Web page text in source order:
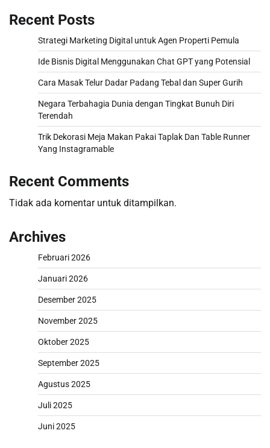
Recent Posts
Strategi Marketing Digital untuk Agen Properti Pemula
Ide Bisnis Digital Menggunakan Chat GPT yang Potensial
Cara Masak Telur Dadar Padang Tebal dan Super Gurih
Negara Terbahagia Dunia dengan Tingkat Bunuh Diri
Terendah
Trik Dekorasi Meja Makan Pakai Taplak Dan Table Runner
Yang Instagramable
Recent Comments
Tidak ada komentar untuk ditampilkan.
Archives
Februari 2026
Januari 2026
Desember 2025
November 2025
Oktober 2025
September 2025
Agustus 2025
Juli 2025
Juni 2025